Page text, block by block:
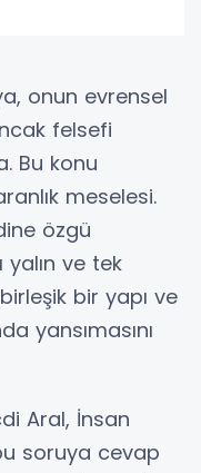
onun evrensel
felsefi
Bu konu
meselesi.
özgü
yalın ve tek
bir yapı ve
yansımasını
Aral, İnsan
soruya cevap